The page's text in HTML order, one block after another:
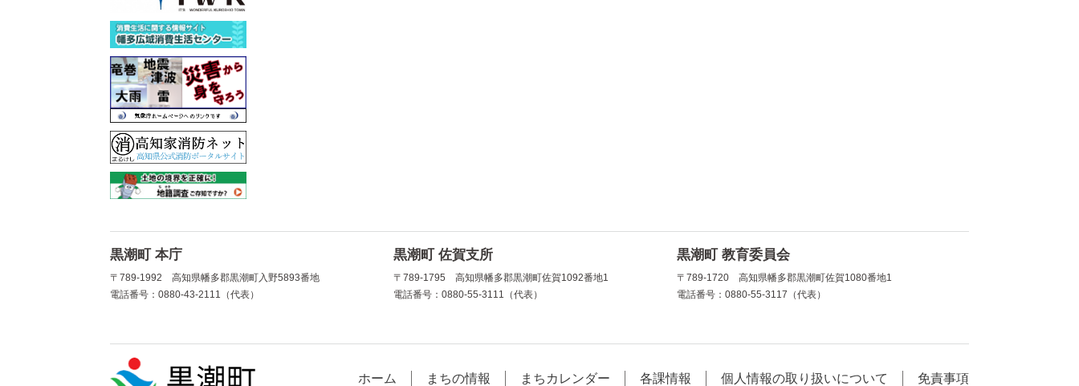
黒潮町 本庁
〒789-1992 高知県幡多郡黒潮町入野5893番地
電話番号：0880-43-2111（代表）
黒潮町 佐賀支所
〒789-1795 高知県幡多郡黒潮町佐賀1092番地1
電話番号：0880-55-3111（代表）
黒潮町 教育委員会
〒789-1720 高知県幡多郡黒潮町佐賀1080番地1
電話番号：0880-55-3117（代表）
ホーム まちの情報 まちカレンダー 各課情報 個人情報の取り扱いについて 免責事項